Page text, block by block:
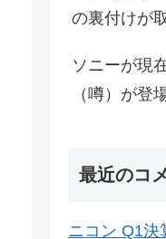
の裏付けが
ソニーが現
（噂）が登
最近のコ
ニコン Q1決